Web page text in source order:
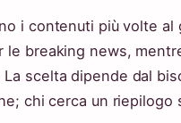
i contenuti più volte
breaking news,
scelta dipende dal
chi cerca un riepilogo